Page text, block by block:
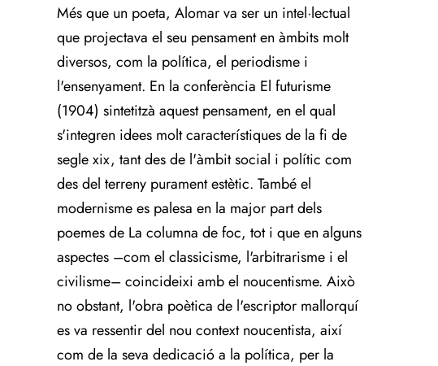
Més que un poeta, Alomar va ser un intel·lectual
que projectava el seu pensament en àmbits molt
diversos, com la política, el periodisme i
l'ensenyament. En la conferència El futurisme
(1904) sintetitzà aquest pensament, en el qual
s'integren idees molt característiques de la fi de
segle xix, tant des de l'àmbit social i polític com
des del terreny purament estètic. També el
modernisme es palesa en la major part dels
poemes de La columna de foc, tot i que en alguns
aspectes –com el classicisme, l'arbitrarisme i el
civilisme– coincideixi amb el noucentisme. Això
no obstant, l'obra poètica de l'escriptor mallorquí
es va ressentir del nou context noucentista, així
com de la seva dedicació a la política, per la